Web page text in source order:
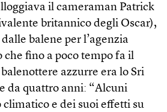
il cameraman Patrick
britannico degli Oscar),
balene per l’agenzia
fino a poco tempo fa il
azzurre era lo Sri
da quattro anni: “Alcuni
climatico e dei suoi effetti su